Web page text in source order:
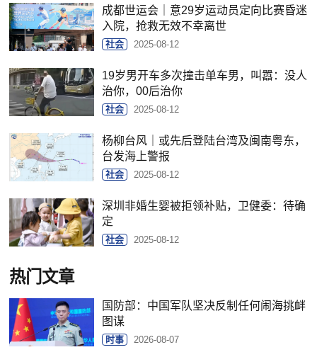
成都世运会｜意29岁运动员定向比赛昏迷
入院，抢救无效不幸离世
社会 2025-08-12
19岁男开车多次撞击单车男，叫嚣：没人
治你，00后治你
社会 2025-08-12
杨柳台风｜或先后登陆台湾及闽南粤东，
台发海上警报
社会 2025-08-12
深圳非婚生婴被拒领补贴，卫健委：待确
定
社会 2025-08-12
热门文章
国防部：中国军队坚决反制任何闹海挑衅
图谋
时事 2026-08-07